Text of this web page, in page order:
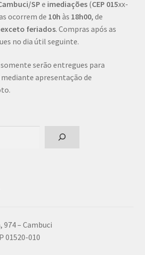
SP e imediações(CEP 015xx-
ocorrem de 10h às 18h00, de
exceto feriados. Compras após as
no dia útil seguinte.
serão entregues para
apresentação de
974 – Cambuci
01520-010